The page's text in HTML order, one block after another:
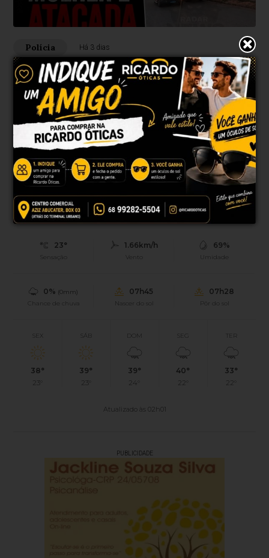
Polícia Há 3 dias
Mulher é atacada com prato de vidro
pelo marido e sofre corte profundo na
cabeça em Rio Branco
Vítima teve sangramento intenso após ser atingida durante
discussão e precisou ser socorrida pelo SAMU; suspeito
fugiu antes da chegada da Polícia Militar e é procurado.
Rio Branco, AC
23°
Tempo limpo
Mín.22° Máx.37°
23°
Sensação
1.66km/h
Vento
69%
Umidade
0% (0mm)
Chance de chuva
07h45
Nascer do sol
07h28
Pôr do sol
SEX
38°
23°
SÁB
39°
23°
DOM
39°
24°
SEG
40°
22°
TER
33°
22°
Atualizado às 02h01
PUBLICIDADE